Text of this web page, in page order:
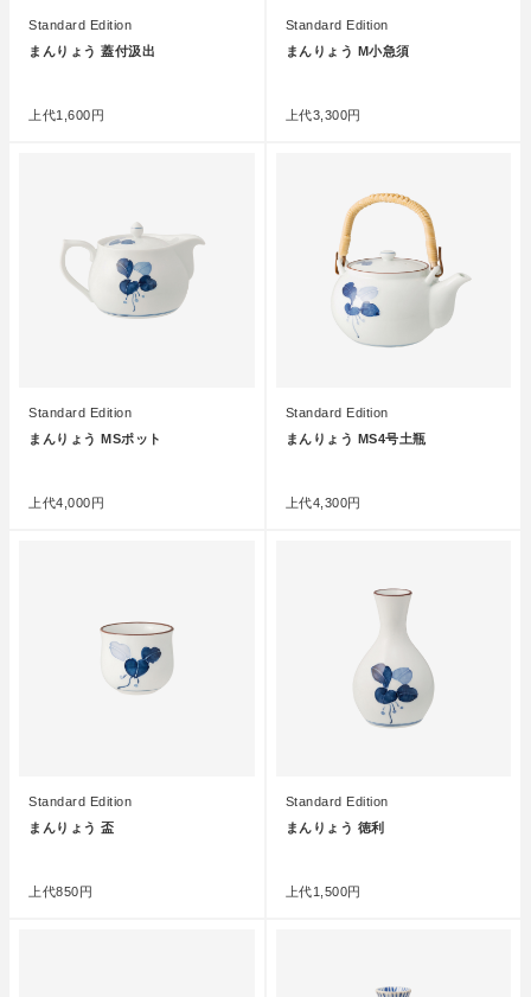
Standard Edition
まんりょう 蓋付汲出
上代1,600円
Standard Edition
まんりょう M小急須
上代3,300円
Standard Edition
まんりょう MSポット
上代4,000円
Standard Edition
まんりょう MS4号土瓶
上代4,300円
Standard Edition
まんりょう 盃
上代850円
Standard Edition
まんりょう 徳利
上代1,500円